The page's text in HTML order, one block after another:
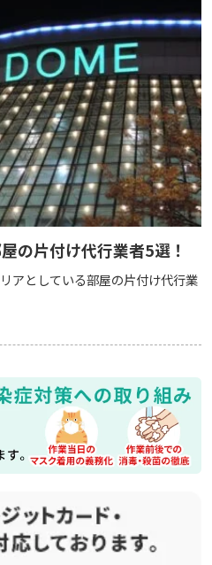
の片付け代行業者5選！
アとしている部屋の片付け代行業